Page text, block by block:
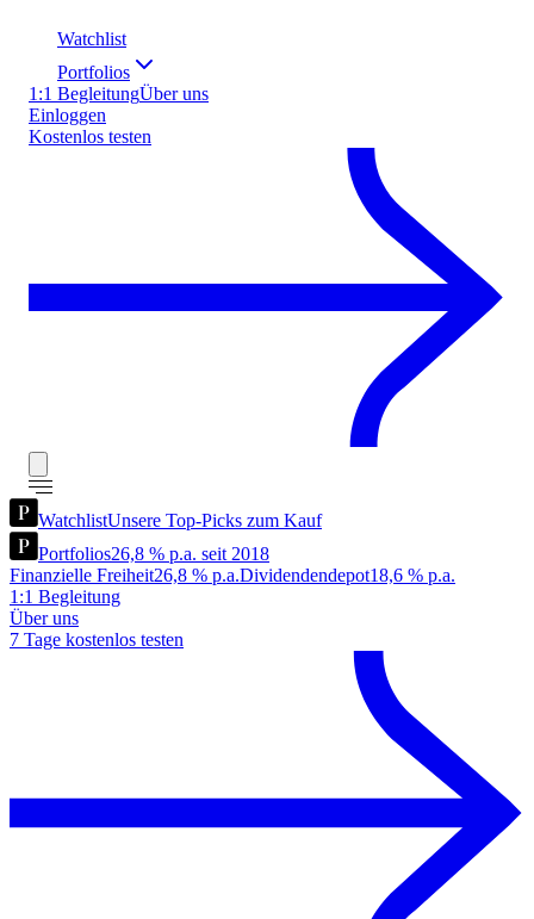
Watchlist
Portfolios
1:1 BegleitungÜber uns
Einloggen
Kostenlos testen
WatchlistUnsere Top-Picks zum Kauf
Portfolios26,8 % p.a. seit 2018
Finanzielle Freiheit26,8 % p.a.Dividendendepot18,6 % p.a.
1:1 Begleitung
Über uns
7 Tage kostenlos testen